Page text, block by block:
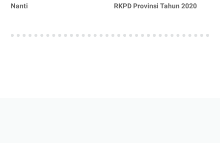
Nanti
RKPD Provinsi Tahun 2020